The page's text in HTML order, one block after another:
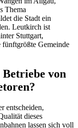
Thema
die Stadt ein
Leutkirch ist
Stuttgart,
Gemeinde
von
entscheiden,
dieses
lassen sich voll